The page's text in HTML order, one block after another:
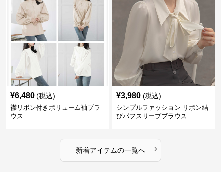
¥6,480 (税込)
襟リボン付きボリューム袖ブラ
ウス
¥3,980 (税込)
シンプルファッション リボン結
びパフスリーブブラウス
新着アイテムの一覧へ ›